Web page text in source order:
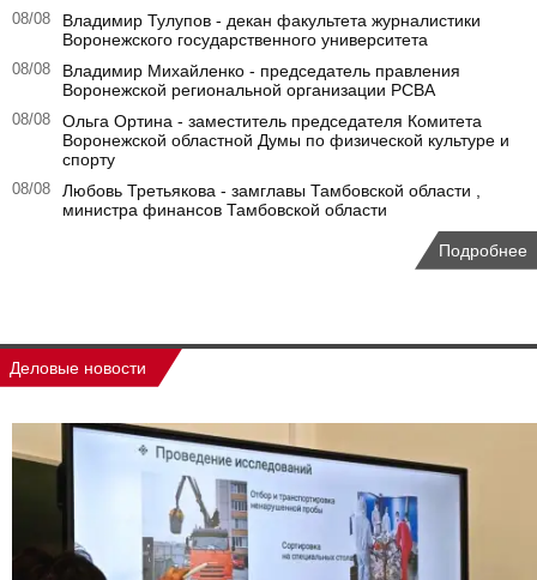
08/08
Владимир Тулупов - декан факультета журналистики
Воронежского государственного университета
08/08
Владимир Михайленко - председатель правления
Воронежской региональной организации РСВА
08/08
Ольга Ортина - заместитель председателя Комитета
Воронежской областной Думы по физической культуре и
спорту
08/08
Любовь Третьякова - замглавы Тамбовской области ,
министра финансов Тамбовской области
Подробнее
Деловые новости